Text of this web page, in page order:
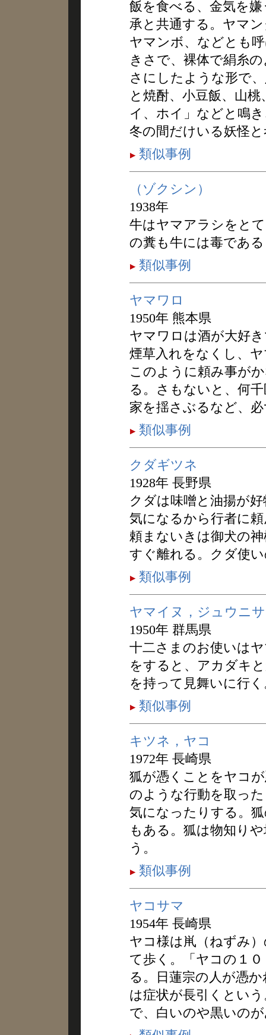
飯を食べる、金気を
承と共通する。ヤマ
ヤマンボ、などとも
きさで、裸体で絹糸
さにしたような形で
と焼酎、小豆飯、山
イ、ホイ」などと鳴
冬の間だけいる妖怪
類似事例
（ゾクシン）
1938年
牛はヤマアラシをと
の糞も牛には毒であ
類似事例
ヤマワロ
1950年 熊本県
ヤマワロは酒が大好
煙草入れをなくし、
このように頼み事が
る。さもないと、何
家を揺さぶるなど、
類似事例
クダギツネ
1928年 長野県
クダは味噌と油揚が
気になるから行者に
頼まないきは御犬の
すぐ離れる。クダ使
類似事例
ヤマイヌ，ジュウニ
1950年 群馬県
十二さまのお使いは
をすると、アカダキ
を持って見舞いに行
類似事例
キツネ，ヤコ
1972年 長崎県
狐が憑くことをヤコ
のような行動を取っ
気になったりする。
もある。狐は物知り
う。
類似事例
ヤコサマ
1954年 長崎県
ヤコ様は鼡（ねずみ
て歩く。「ヤコの１
る。日蓮宗の人が憑
は症状が長引くとい
で、白いのや黒いの